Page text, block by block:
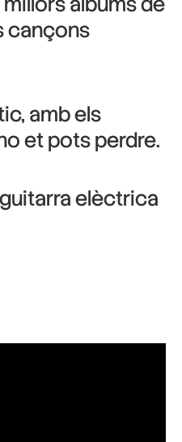
cançons
amb els
et pots perdre.
elèctrica